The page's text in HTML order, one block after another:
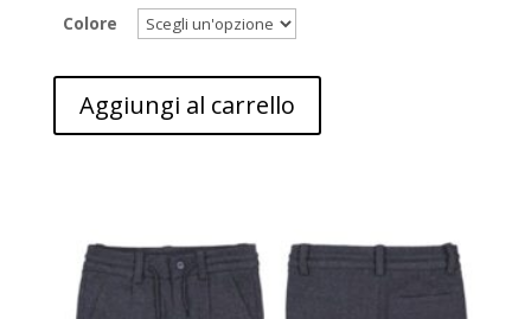
Colore
Aggiungi al carrello